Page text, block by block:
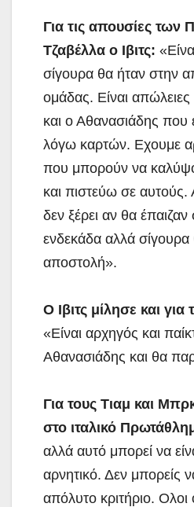
Για τις απουσίες των
Τζαβέλλα ο Ιβιτς:
σίγουρα θα ήταν στην
ομάδας. Είναι απώλειες
και ο Αθανασιάδης που
λόγω καρτών. Εχουμε
που μπορούν να
και πιστεύω σε αυτούς.
δεν ξέρει αν θα έπαιζαν
ενδεκάδα αλλά
αποστολή».
Ο Ιβιτς μίλησε και
«Είναι αρχηγός και
Αθανασιάδης και θα
Για τους Τιαμ και
στο ιταλικό
αλλά αυτό μπορεί να
αρνητικό. Δεν μπορείς
απόλυτο κριτήριο. Ολοι